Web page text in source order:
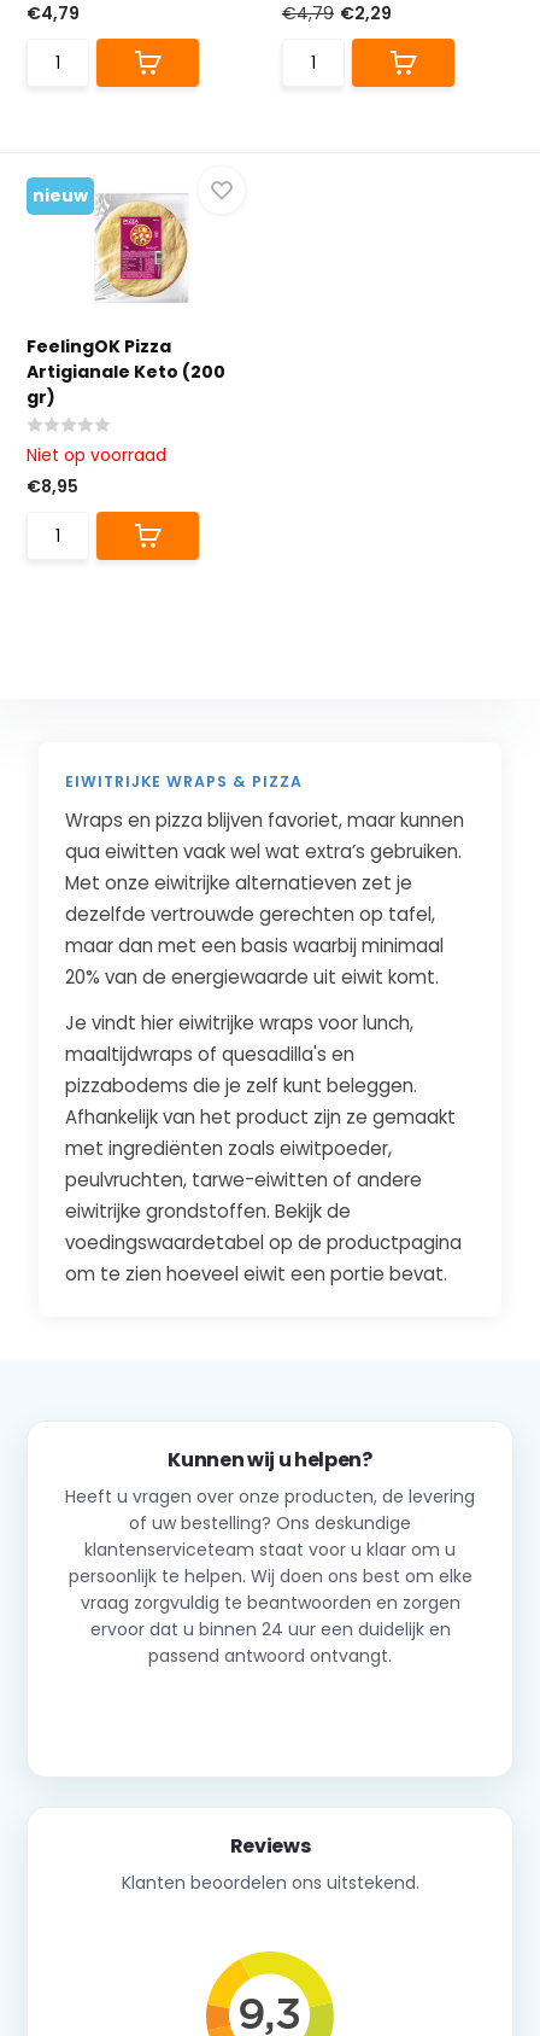
€4,79 €4,79 €2,29
nieuw
FeelingOK Pizza
Artigianale Keto (200
gr)
Niet op voorraad
€8,95
EIWITRIJKE WRAPS & PIZZA
Wraps en pizza blijven favoriet, maar kunnen
qua eiwitten vaak wel wat extra’s gebruiken.
Met onze eiwitrijke alternatieven zet je
dezelfde vertrouwde gerechten op tafel,
maar dan met een basis waarbij minimaal
20% van de energiewaarde uit eiwit komt.
Je vindt hier eiwitrijke wraps voor lunch,
maaltijdwraps of quesadilla's en
pizzabodems die je zelf kunt beleggen.
Afhankelijk van het product zijn ze gemaakt
met ingrediënten zoals eiwitpoeder,
peulvruchten, tarwe-eiwitten of andere
eiwitrijke grondstoffen. Bekijk de
voedingswaardetabel op de productpagina
om te zien hoeveel eiwit een portie bevat.
Kunnen wij u helpen?
Heeft u vragen over onze producten, de levering
of uw bestelling? Ons deskundige
klantenserviceteam staat voor u klaar om u
persoonlijk te helpen. Wij doen ons best om elke
vraag zorgvuldig te beantwoorden en zorgen
ervoor dat u binnen 24 uur een duidelijk en
passend antwoord ontvangt.
Reviews
Klanten beoordelen ons uitstekend.